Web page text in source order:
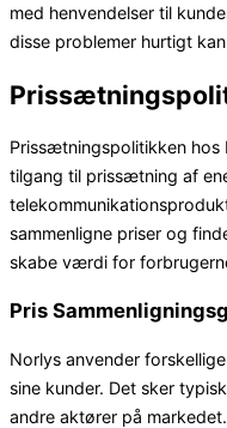
med henvendelser til
disse problemer hurtigt
Prissætningspolitikken hos
tilgang til prissætning af
sammenligne priser og
skabe værdi for
Pris
Norlys anvender
sine kunder. Det sker
andre aktører på